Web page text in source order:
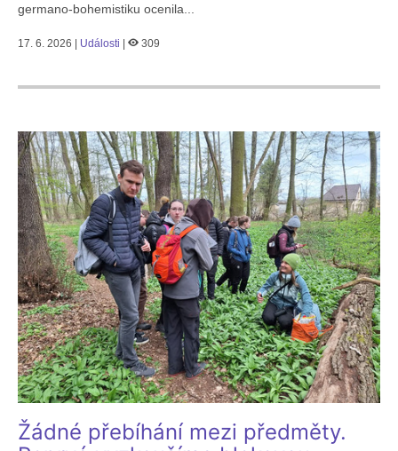
germano-bohemistiku ocenila...
17. 6. 2026 | Události | 309
Žádné přebíhání mezi předměty.